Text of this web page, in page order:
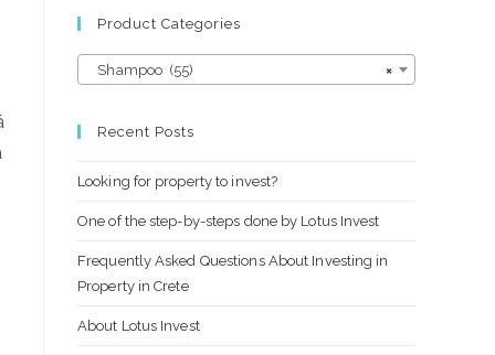
Product Categories
×
Shampoo (55)
Recent Posts
Looking for property to invest?
One of the step-by-steps done by Lotus Invest
Frequently Asked Questions About Investing in
Property in Crete
About Lotus Invest